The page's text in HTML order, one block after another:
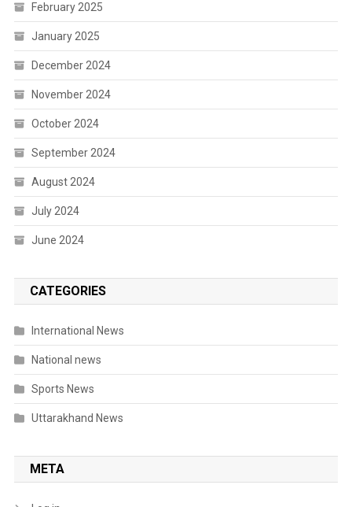
February 2025
January 2025
December 2024
November 2024
October 2024
September 2024
August 2024
July 2024
June 2024
CATEGORIES
International News
National news
Sports News
Uttarakhand News
META